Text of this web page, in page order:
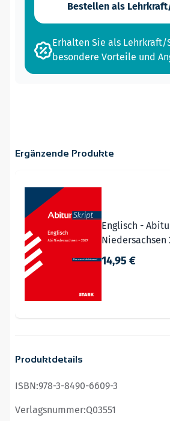
Bestellen als
Erhalten Sie als Lehrkraft/
besondere Vorteile und
Ergänzende Produkte
Englisch -
Niedersachsen
14,95 €
Produktdetails
ISBN:978-3-8490-6609-3
Verlagsnummer:Q03551